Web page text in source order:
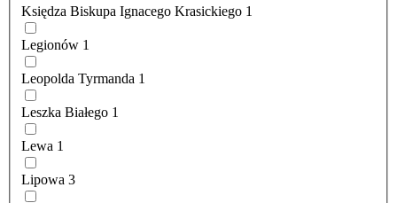
Księdza Biskupa Ignacego Krasickiego 1
Legionów 1
Leopolda Tyrmanda 1
Leszka Białego 1
Lewa 1
Lipowa 3